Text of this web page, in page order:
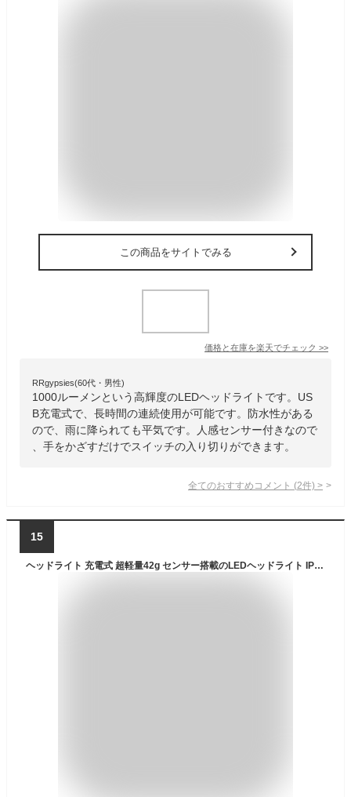
この商品をサイトでみる
価格と在庫を楽天でチェック >>
RRgypsies(60代・男性)
1000ルーメンという高輝度のLEDヘッドライトです。US
B充電式で、長時間の連続使用が可能です。防水性がある
ので、雨に降られても平気です。人感センサー付きなので
、手をかざすだけでスイッチの入り切りができます。
全てのおすすめコメント (2件) >
15
ヘッドライト 充電式 超軽量42g センサー搭載のLEDヘッドライト IP44 防塵・防水 LED ライト USB充電 小型 強力 高輝度 防災 災害 グッズ キャンプ アウトドア 登山 アウトドア用品 キャンプ用品 釣り 作業用 散歩 林業 農業 LAD WEATHER ラドウェザー